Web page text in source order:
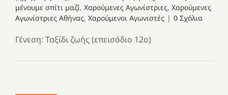
μένουμε σπίτι μαζί, Χαρούμενες Αγωνίστριες, Χαρούμενες
Αγωνίστριες Αθήνας, Χαρούμενοι Αγωνιστές | 0 Σχόλια
Γένεση: Ταξίδι ζωής (επεισόδιο 12ο)